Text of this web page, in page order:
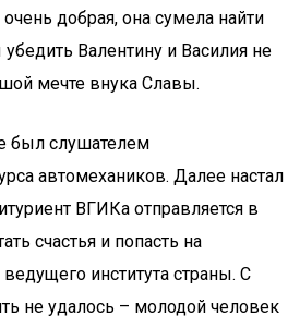
добрая, она сумела найти
Валентину и Василия не
мечте внука Славы.
был слушателем
автомехаников. Далее настал
ВГИКа отправляется в
счастья и попасть на
института страны. С
не удалось – молодой человек